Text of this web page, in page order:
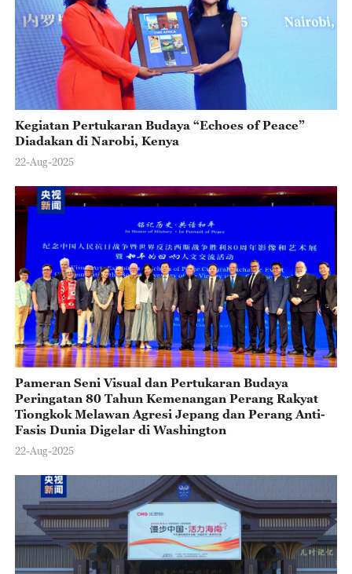
Kegiatan Pertukaran Budaya “Echoes of Peace”
Diadakan di Narobi, Kenya
22-Aug-2025
Pameran Seni Visual dan Pertukaran Budaya
Peringatan 80 Tahun Kemenangan Perang Rakyat
Tiongkok Melawan Agresi Jepang dan Perang Anti-
Fasis Dunia Digelar di Washington
22-Aug-2025